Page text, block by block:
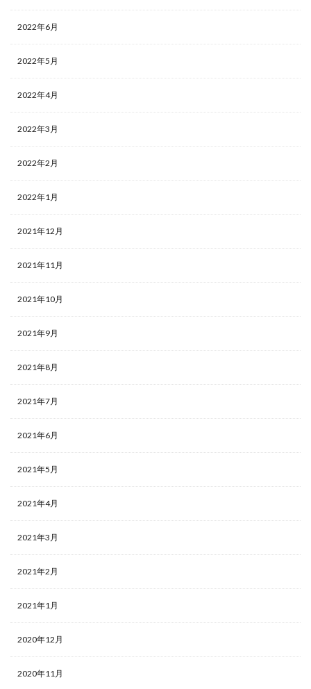
2022年6月
2022年5月
2022年4月
2022年3月
2022年2月
2022年1月
2021年12月
2021年11月
2021年10月
2021年9月
2021年8月
2021年7月
2021年6月
2021年5月
2021年4月
2021年3月
2021年2月
2021年1月
2020年12月
2020年11月